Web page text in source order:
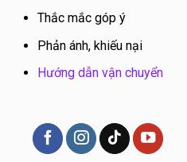
Thắc mắc góp ý
Phản ánh, khiếu nại
Hướng dẫn vận chuyển